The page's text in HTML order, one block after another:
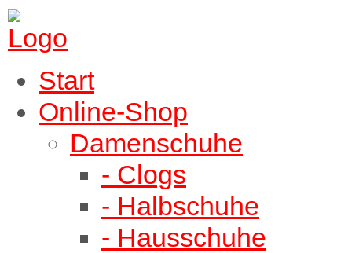
Start
Online-Shop
Damenschuhe
- Clogs
- Halbschuhe
- Hausschuhe